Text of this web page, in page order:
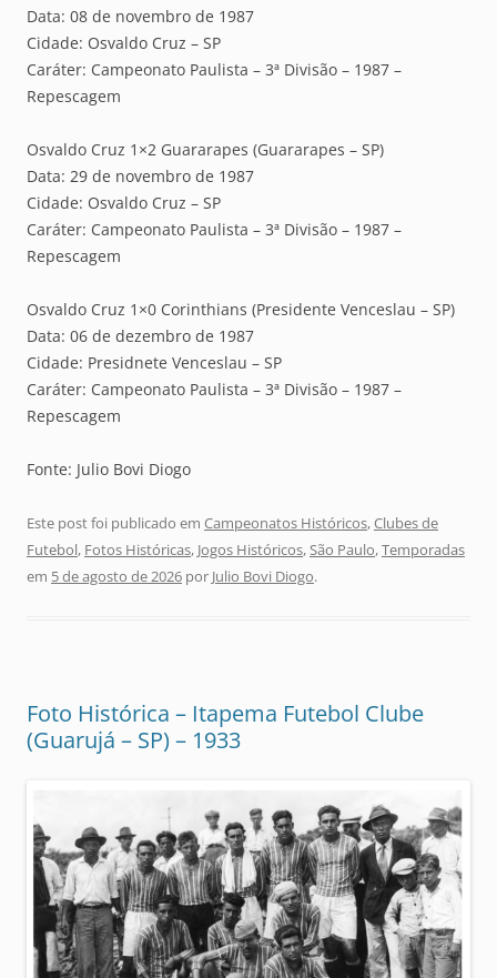
Data: 08 de novembro de 1987
Cidade: Osvaldo Cruz – SP
Caráter: Campeonato Paulista – 3ª Divisão – 1987 –
Repescagem
Osvaldo Cruz 1×2 Guararapes (Guararapes – SP)
Data: 29 de novembro de 1987
Cidade: Osvaldo Cruz – SP
Caráter: Campeonato Paulista – 3ª Divisão – 1987 –
Repescagem
Osvaldo Cruz 1×0 Corinthians (Presidente Venceslau – SP)
Data: 06 de dezembro de 1987
Cidade: Presidnete Venceslau – SP
Caráter: Campeonato Paulista – 3ª Divisão – 1987 –
Repescagem
Fonte: Julio Bovi Diogo
Este post foi publicado em Campeonatos Históricos,Clubes de
Futebol, Fotos Históricas, Jogos Históricos,São Paulo,Temporadas
em 5 de agosto de 2026 por Julio Bovi Diogo.
Foto Histórica – Itapema Futebol Clube
(Guarujá – SP) – 1933